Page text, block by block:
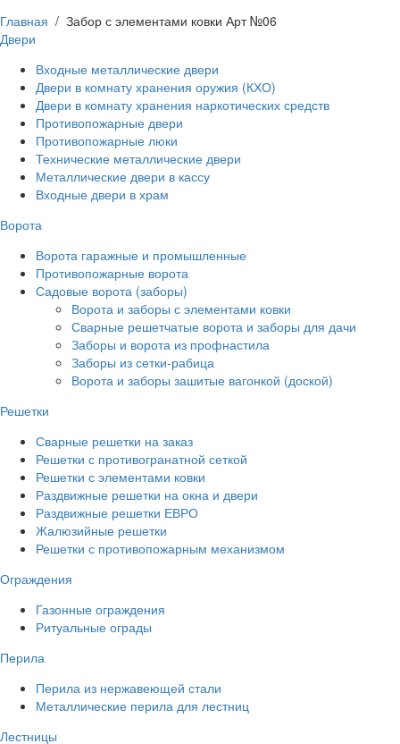
Главная / Забор с элементами ковки Арт №06
Двери
Входные металлические двери
Двери в комнату хранения оружия (КХО)
Двери в комнату хранения наркотических средств
Противопожарные двери
Противопожарные люки
Технические металлические двери
Металлические двери в кассу
Входные двери в храм
Ворота
Ворота гаражные и промышленные
Противопожарные ворота
Садовые ворота (заборы)
Ворота и заборы с элементами ковки
Сварные решетчатые ворота и заборы для дачи
Заборы и ворота из профнастила
Заборы из сетки-рабица
Ворота и заборы зашитые вагонкой (доской)
Решетки
Сварные решетки на заказ
Решетки с противогранатной сеткой
Решетки с элементами ковки
Раздвижные решетки на окна и двери
Раздвижные решетки ЕВРО
Жалюзийные решетки
Решетки с противопожарным механизмом
Ограждения
Газонные ограждения
Ритуальные ограды
Перила
Перила из нержавеющей стали
Металлические перила для лестниц
Лестницы